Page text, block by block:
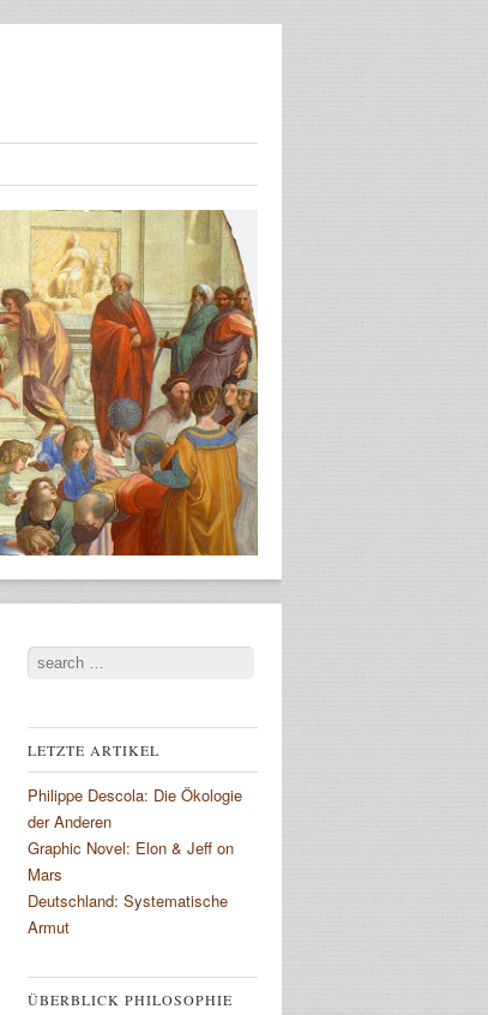
Search
LETZTE ARTIKEL
Philippe Descola: Die Ökologie
der Anderen
Graphic Novel: Elon & Jeff on
Mars
Deutschland: Systematische
Armut
ÜBERBLICK PHILOSOPHIE